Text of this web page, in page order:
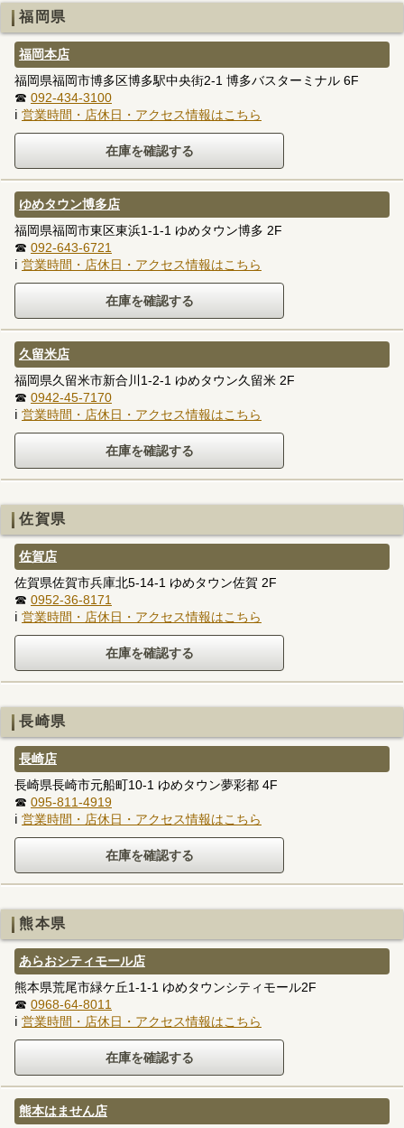
福岡県
福岡本店
福岡県福岡市博多区博多駅中央街2-1 博多バスターミナル 6F
☎ 092-434-3100
ℹ 営業時間・店休日・アクセス情報はこちら
ゆめタウン博多店
福岡県福岡市東区東浜1-1-1 ゆめタウン博多 2F
☎ 092-643-6721
ℹ 営業時間・店休日・アクセス情報はこちら
久留米店
福岡県久留米市新合川1-2-1 ゆめタウン久留米 2F
☎ 0942-45-7170
ℹ 営業時間・店休日・アクセス情報はこちら
佐賀県
佐賀店
佐賀県佐賀市兵庫北5-14-1 ゆめタウン佐賀 2F
☎ 0952-36-8171
ℹ 営業時間・店休日・アクセス情報はこちら
長崎県
長崎店
長崎県長崎市元船町10-1 ゆめタウン夢彩都 4F
☎ 095-811-4919
ℹ 営業時間・店休日・アクセス情報はこちら
熊本県
あらおシティモール店
熊本県荒尾市緑ケ丘1-1-1 ゆめタウンシティモール2F
☎ 0968-64-8011
ℹ 営業時間・店休日・アクセス情報はこちら
熊本はません店